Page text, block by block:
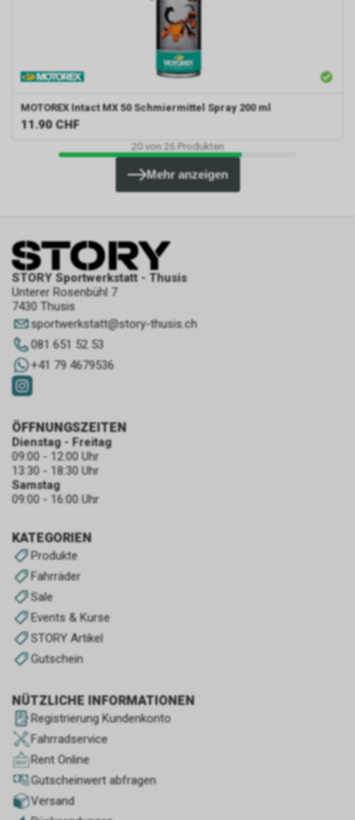
MOTOREX Intact MX 50 Schmiermittel Spray 200 ml
11.90 CHF
20von 26Produkten
Mehr anzeigen
STORY Sportwerkstatt - Thusis
Unterer Rosenbühl 7
7430 Thusis
sportwerkstatt@story-thusis.ch
081 651 52 53
+41 79 4679536
KATEGORIEN
Produkte
Fahrräder
Sale
Events & Kurse
STORY Artikel
Gutschein
NÜTZLICHE INFORMATIONEN
Registrierung Kundenkonto
Fahrradservice
Rent Online
Gutscheinwert abfragen
Versand
ÖFFNUNGSZEITEN
Dienstag - Freitag
09:00 - 12:00 Uhr
13:30 - 18:30 Uhr
Samstag
09:00 - 16:00 Uhr